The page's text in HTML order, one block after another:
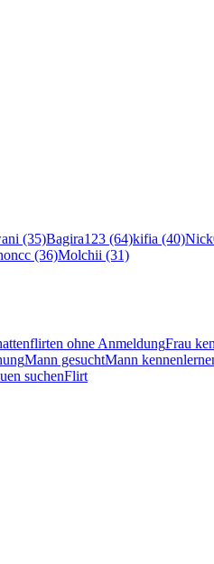
(35)Bagira123 (64)kifia (40)
(36)Molchii (31)
flirten ohne AnmeldungFrau
Mann gesuchtMann
suchenFlirt